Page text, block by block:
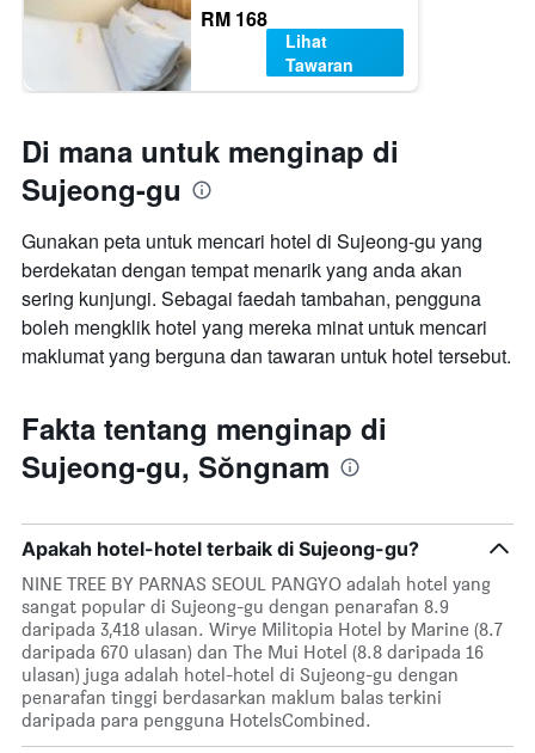
RM 168
Lihat
Tawaran
Di mana untuk menginap di
Sujeong-gu
Gunakan peta untuk mencari hotel di Sujeong-gu yang
berdekatan dengan tempat menarik yang anda akan
sering kunjungi. Sebagai faedah tambahan, pengguna
boleh mengklik hotel yang mereka minat untuk mencari
maklumat yang berguna dan tawaran untuk hotel tersebut.
Fakta tentang menginap di
Sujeong-gu, Sŏngnam
Apakah hotel-hotel terbaik di Sujeong-gu?
NINE TREE BY PARNAS SEOUL PANGYO adalah hotel yang
sangat popular di Sujeong-gu dengan penarafan 8.9
daripada 3,418 ulasan. Wirye Militopia Hotel by Marine (8.7
daripada 670 ulasan) dan The Mui Hotel (8.8 daripada 16
ulasan) juga adalah hotel-hotel di Sujeong-gu dengan
penarafan tinggi berdasarkan maklum balas terkini
daripada para pengguna HotelsCombined.